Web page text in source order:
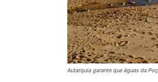
Autarquia garante que águas da